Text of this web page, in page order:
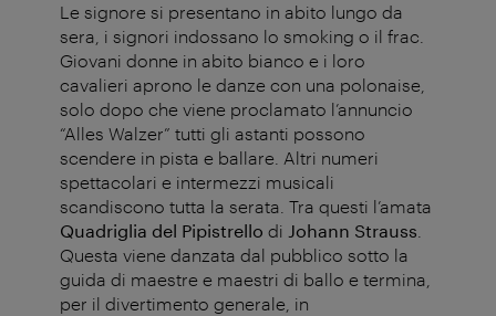
Le signore si presentano in abito lungo da
sera, i signori indossano lo smoking o il frac.
Giovani donne in abito bianco e i loro
cavalieri aprono le danze con una polonaise,
solo dopo che viene proclamato l’annuncio
“Alles Walzer” tutti gli astanti possono
scendere in pista e ballare. Altri numeri
spettacolari e intermezzi musicali
scandiscono tutta la serata. Tra questi l’amata
Quadriglia del Pipistrello di Johann Strauss
Questa viene danzata dal pubblico sotto la
guida di maestre e maestri di ballo e termina,
per il divertimento generale, in